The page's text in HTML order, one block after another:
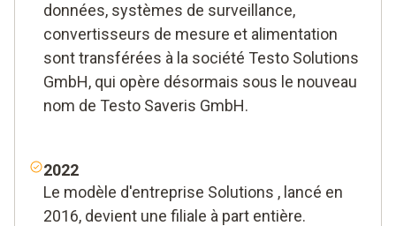
données, systèmes de surveillance,
convertisseurs de mesure et alimentation
sont transférées à la société Testo Solutions
GmbH, qui opère désormais sous le nouveau
nom de Testo Saveris GmbH.
2022
Le modèle d'entreprise Solutions , lancé en
2016, devient une filiale à part entière.